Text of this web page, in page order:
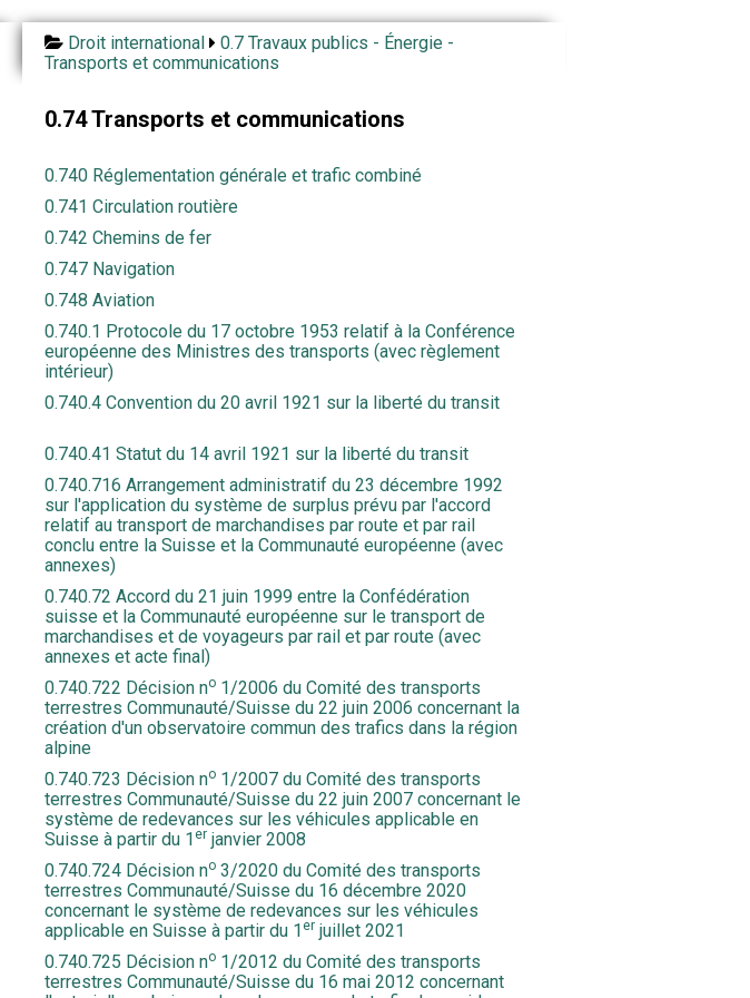
Droit international
0.7 Travaux publics - Énergie -
Transports et communications
0.74 Transports et communications
0.740 Réglementation générale et trafic combiné
0.741 Circulation routière
0.742 Chemins de fer
0.747 Navigation
0.748 Aviation
0.740.1 Protocole du 17 octobre 1953 relatif à la Conférence
européenne des Ministres des transports (avec règlement
intérieur)
0.740.4 Convention du 20 avril 1921 sur la liberté du transit
0.740.41 Statut du 14 avril 1921 sur la liberté du transit
0.740.716 Arrangement administratif du 23 décembre 1992
sur l'application du système de surplus prévu par l'accord
relatif au transport de marchandises par route et par rail
conclu entre la Suisse et la Communauté européenne (avec
annexes)
0.740.72 Accord du 21 juin 1999 entre la Confédération
suisse et la Communauté européenne sur le transport de
marchandises et de voyageurs par rail et par route (avec
annexes et acte final)
0.740.722 Décision no1/2006 du Comité des transports
terrestres Communauté/Suisse du 22 juin 2006 concernant la
création d'un observatoire commun des trafics dans la région
alpine
0.740.723 Décision no1/2007 du Comité des transports
terrestres Communauté/Suisse du 22 juin 2007 concernant le
système de redevances sur les véhicules applicable en
Suisse à partir du 1 erjanvier 2008
0.740.724 Décision no3/2020 du Comité des transports
terrestres Communauté/Suisse du 16 décembre 2020
concernant le système de redevances sur les véhicules
applicable en Suisse à partir du 1 erjuillet 2021
0.740.725 Décision no1/2012 du Comité des transports
terrestres Communauté/Suisse du 16 mai 2012 concernant